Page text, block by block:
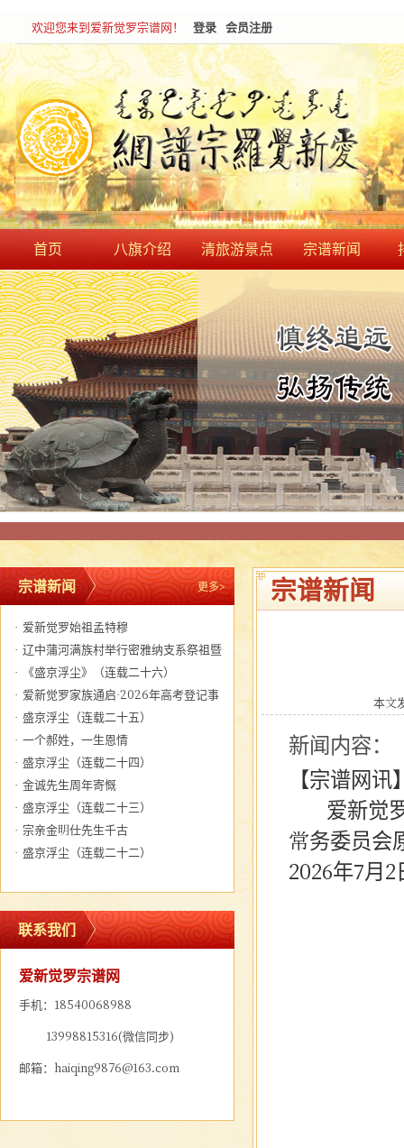
欢迎您来到爱新觉罗宗谱网！ 登录 会员注册
首页 八旗介绍 清旅游景点 宗谱新闻
宗谱新闻 更多>
· 爱新觉罗始祖孟特穆
· 辽中蒲河满族村举行密雅纳支系祭祖暨
关帝圣君圣诞大典
·
《盛京浮尘》（连载二十六）
· 爱新觉罗家族通启·2026年高考登记事
宜· 盛京浮尘（连载二十五）
· 一个郝姓，一生恩情
· 盛京浮尘（连载二十四）
· 金诚先生周年寄慨
· 盛京浮尘（连载二十三）
· 宗亲金明仕先生千古
· 盛京浮尘（连载二十二）
联系我们
爱新觉罗宗谱网
手机：18540068988
13998815316(微信同步)
邮箱：haiqing9876@163.com
宗谱新闻
本文
新闻内容：
【宗谱网讯
爱新觉罗
常务委员会
2026年7月